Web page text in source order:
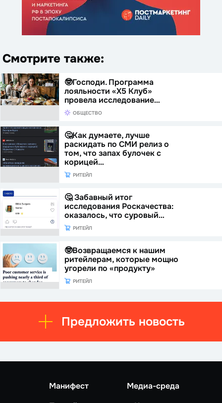
Смотрите также:
🤓Господи. Программа
лояльности «Х5 Клуб»
провела исследование…
ОБЩЕСТВО
🤔Как думаете, лучше
раскидать по СМИ релиз о
том, что запах булочек с
корицей…
РИТЕЙЛ
🤔 Забавный итог
исследования Роскачества:
оказалось, что суровый…
РИТЕЙЛ
🤓Возвращаемся к нашим
ритейлерам, которые мощно
угорели по «продукту»
РИТЕЙЛ
Предложить новость
Манифест
Медиа-среда